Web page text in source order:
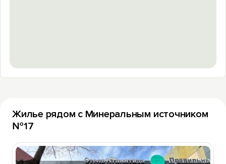
Жилье рядом с Минеральным источником
№17